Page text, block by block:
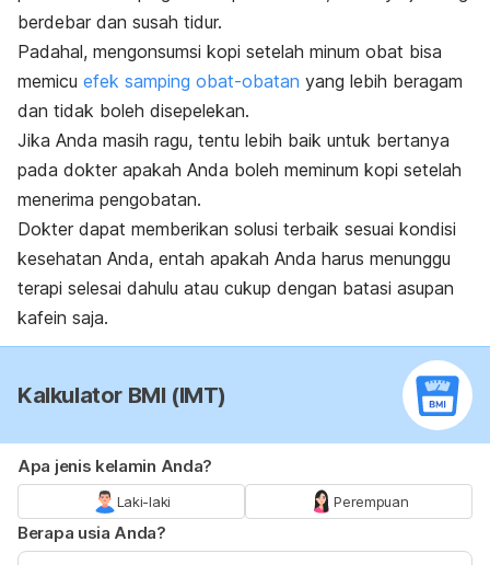
berdebar dan susah tidur.
Padahal, mengonsumsi kopi setelah minum obat bisa
memicu efek samping obat-obatan yang lebih beragam
dan tidak boleh disepelekan.
Jika Anda masih ragu, tentu lebih baik untuk bertanya
pada dokter apakah Anda boleh meminum kopi setelah
menerima pengobatan.
Dokter dapat memberikan solusi terbaik sesuai kondisi
kesehatan Anda, entah apakah Anda harus menunggu
terapi selesai dahulu atau cukup dengan batasi asupan
kafein saja.
Kalkulator BMI (IMT)
Apa jenis kelamin Anda?
Laki-laki Perempuan
Berapa usia Anda?